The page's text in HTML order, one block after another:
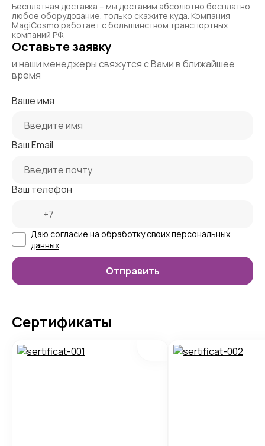
Бесплатная доставка – мы доставим абсолютно бесплатно
любое оборудование, только скажите куда. Компания
MagiCosmo работает с большинством транспортных
компаний РФ.
Оставьте заявку
и наши менеджеры свяжутся с Вами в ближайшее
время
Ваше имя
Ваш Email
Ваш телефон
Даю согласие на обработку своих персональных
данных
Сертификаты